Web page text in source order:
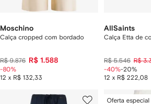
Moschino
Calça cropped com bordado
R$ 9.876 R$ 1.588
12 x R$ 132,33
-80%
AllSaints
Calça Etta de
R$ 5.546 R$
12 x R$ 222,08
-40%-20%
Oferta especial